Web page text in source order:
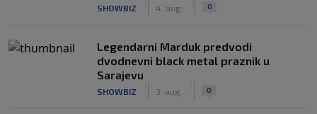
SHOWBIZ 4. aug. 0
Legendarni Marduk predvodi
dvodnevni black metal praznik u
Sarajevu
SHOWBIZ 3. aug. 0